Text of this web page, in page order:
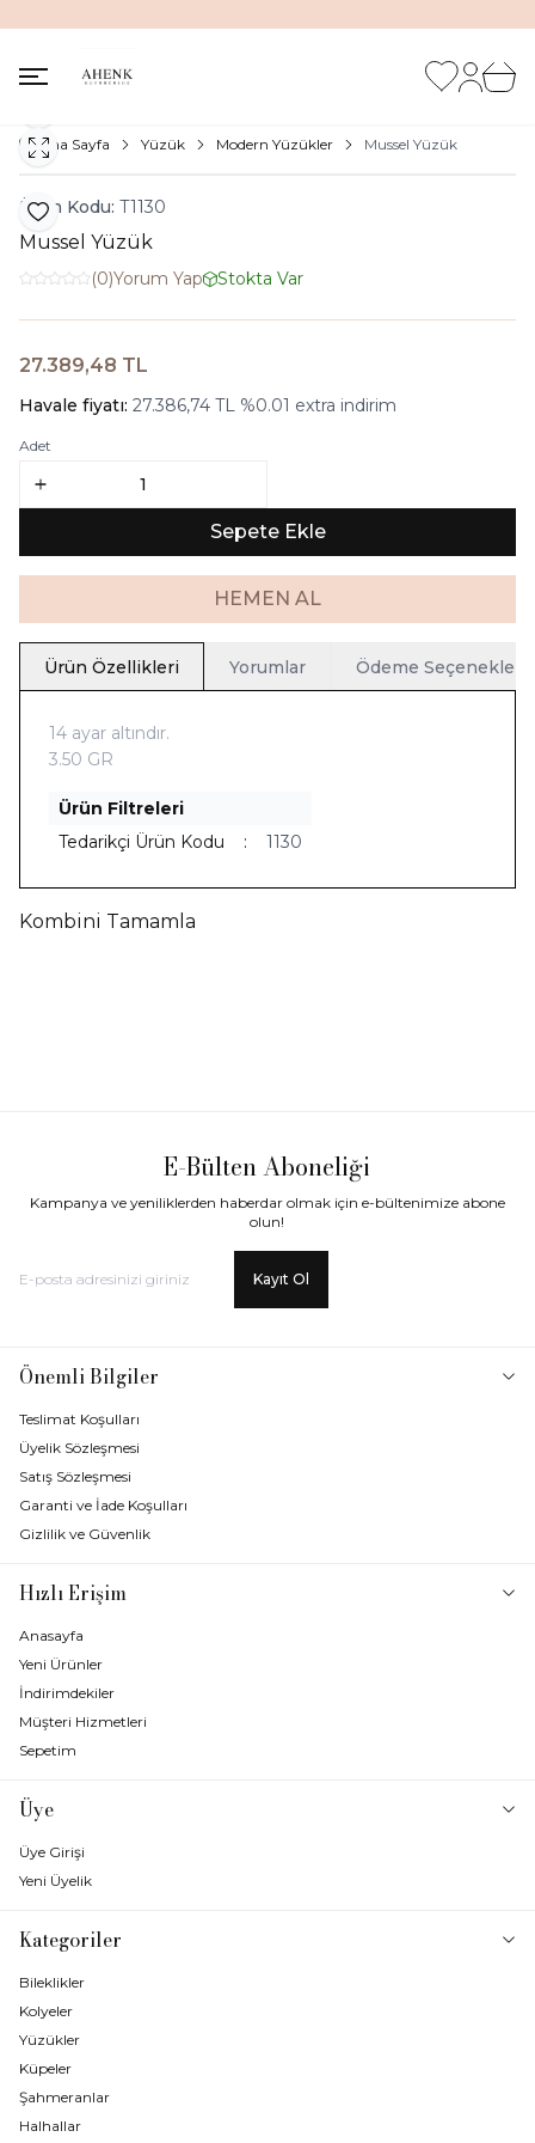
Favorilerim
Hesabım
Ana Sayfa Yüzük Modern Yüzükler Mussel Yüzük
Favoriye Ekle
Ürün Kodu: T1130
Mussel Yüzük
(0)Yorum Yap Stokta Var
27.389,48 TL
Havale fiyatı: 27.386,74 TL %0.01 extra indirim
Adet
Sepete Ekle
HEMEN AL
Ürün Özellikleri Yorumlar Ödeme Seçenekleri
14 ayar altındır.
3.50 GR
Ürün Filtreleri
Tedarikçi Ürün Kodu
: 1130
Kombini Tamamla
E-Bülten Aboneliği
Kampanya ve yeniliklerden haberdar olmak için e-bültenimize abone
olun!
Kayıt Ol
Önemli Bilgiler
Teslimat Koşulları
Üyelik Sözleşmesi
Satış Sözleşmesi
Garanti ve İade Koşulları
Gizlilik ve Güvenlik
Hızlı Erişim
Anasayfa
Yeni Ürünler
İndirimdekiler
Müşteri Hizmetleri
Sepetim
Üye
Üye Girişi
Yeni Üyelik
Kategoriler
Bileklikler
Kolyeler
Yüzükler
Küpeler
Şahmeranlar
Halhallar